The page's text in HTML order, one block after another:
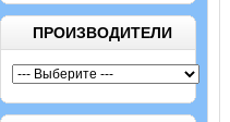
ПРОИЗВОДИТЕЛИ